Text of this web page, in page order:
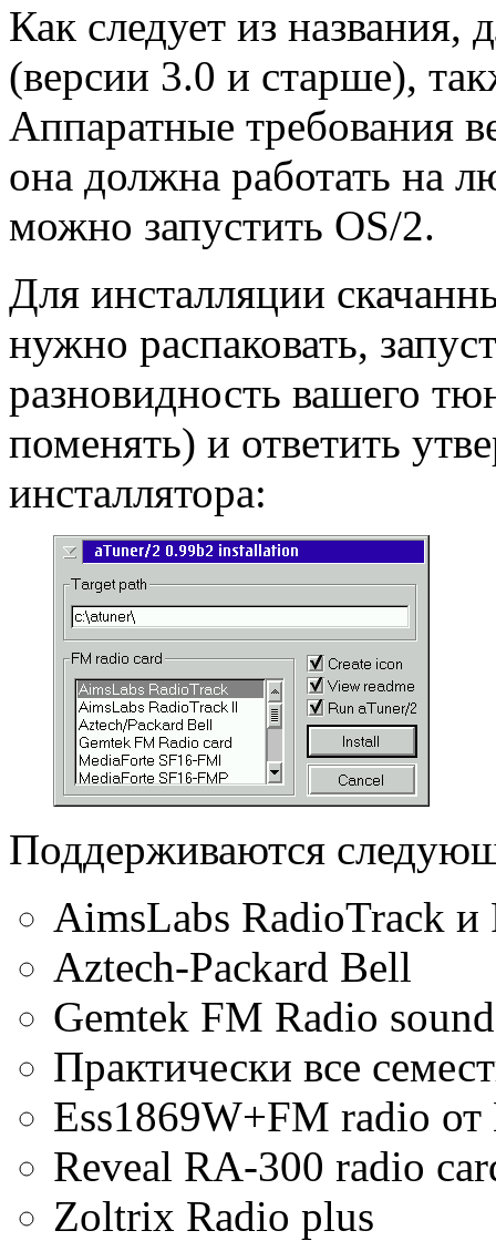
Как следует из названия,
(версии 3.0 и старше),
Аппаратные требования
она должна работать на
можно запустить OS/2.
Для инсталляции
нужно распаковать,
разновидность вашего
поменять) и ответить
инсталлятора:
Поддерживаются
AimsLabs RadioTrack
Aztech-Packard Bell
Gemtek FM Radio
Практически все
Ess1869W+FM radio
Reveal RA-300 radio
Zoltrix Radio plus